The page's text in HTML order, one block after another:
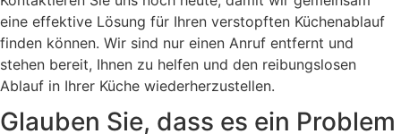
eine effektive Lösung für Ihren verstopften Küchenablauf
finden können. Wir sind nur einen Anruf entfernt und
stehen bereit, Ihnen zu helfen und den reibungslosen
Ablauf in Ihrer Küche wiederherzustellen.
Glauben Sie, dass es ein Problem